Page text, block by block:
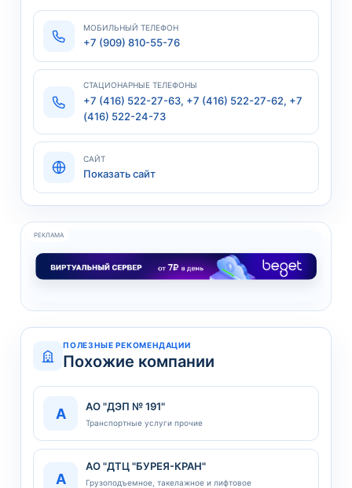
МОБИЛЬНЫЙ ТЕЛЕФОН
+7 (909) 810-55-76
СТАЦИОНАРНЫЕ ТЕЛЕФОНЫ
+7 (416) 522-27-63, +7 (416) 522-27-62, +7
(416) 522-24-73
САЙТ
Показать сайт
РЕКЛАМА
ПОЛЕЗНЫЕ РЕКОМЕНДАЦИИ
Похожие компании
А АО "ДЭП № 191"
Транспортные услуги прочие
А
АО "ДТЦ "БУРЕЯ-КРАН"
Грузоподъемное, такелажное и лифтовое